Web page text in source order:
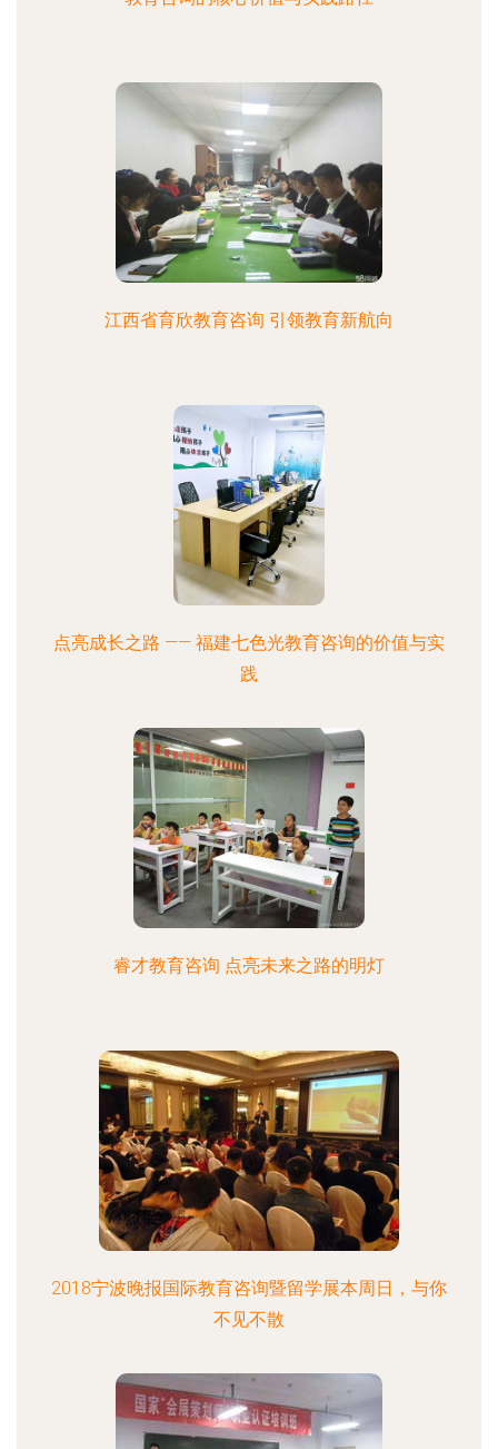
江西省育欣教育咨询 引领教育新航向
点亮成长之路 —— 福建七色光教育咨询的价值与实
践
睿才教育咨询 点亮未来之路的明灯
2018宁波晚报国际教育咨询暨留学展本周日，与你
不见不散